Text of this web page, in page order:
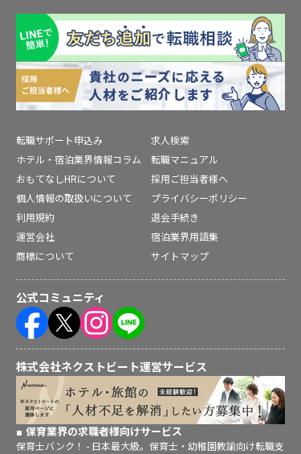
転職サポート申込み
求人検索
ホテル・宿泊業界情報コラム
転職マニュアル
おもてなしHRについて
採用ご担当者様へ
個人情報の取扱いについて
プライバシーポリシー
利用規約
退会手続き
運営会社
宿泊業界用語集
商標について
サイトマップ
公式コミュニティ
株式会社ネクストビート運営サービス
保育業界の求職者様向けサービス
保育士バンク！ - 日本最大級。保育士・幼稚園教諭向け転職支